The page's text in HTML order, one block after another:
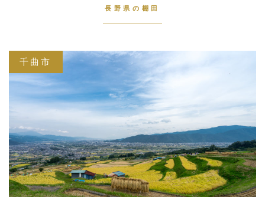
長野県の棚田
千曲市